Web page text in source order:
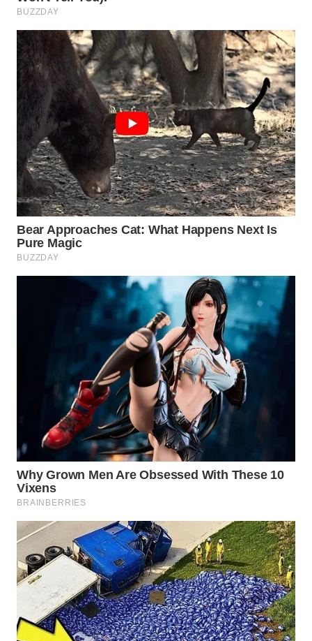
KONSUMEN
WAHANA
LISTRIK
WAHANA
TRAVEL
WAHANA
TV
WAHANANEWS
ID
WAHANANEWS
UMKM
SELEB
WAHANA
PERSONA
WAHANA
OTOMOTIF
WAHANA
HEALTH